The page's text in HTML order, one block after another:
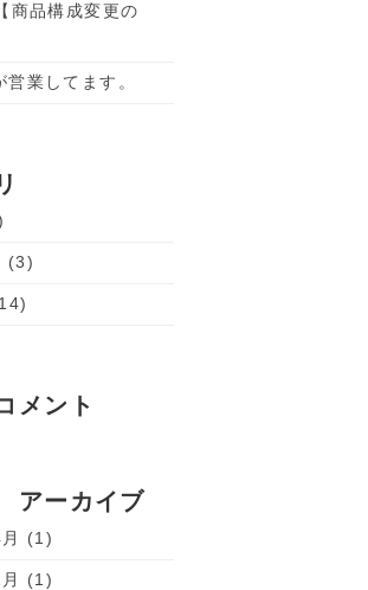
商品構成変更の
営業してます。
(3)
メント
アーカイブ
(1)
(1)